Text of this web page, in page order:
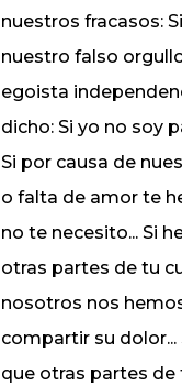
nuestros fracasos:
nuestro falso
egoista
dicho: Si yo no soy
Si por causa de
o falta de amor te
no te necesito... Si
otras partes de tu
nosotros nos
compartir su
que otras partes de